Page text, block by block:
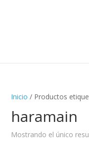
Inicio / Productos
haramain
Mostrando el único